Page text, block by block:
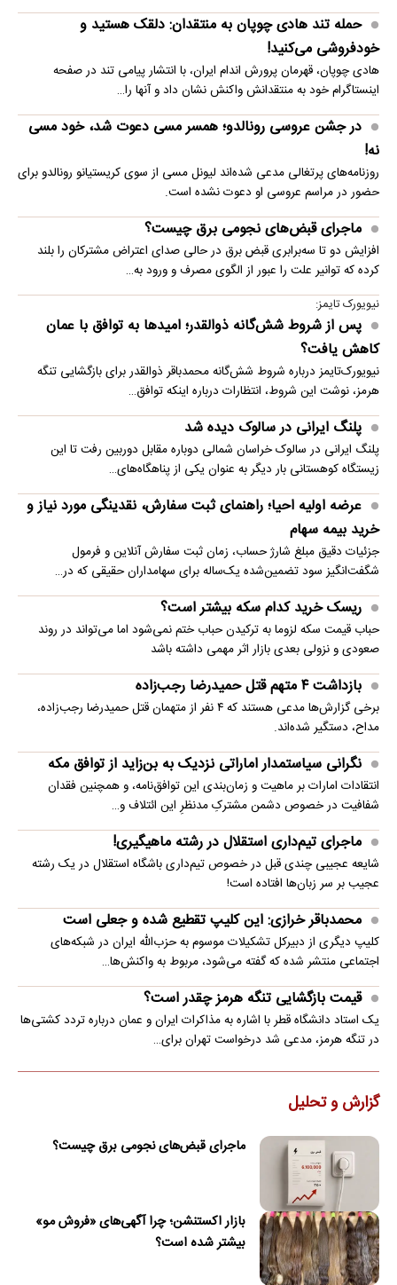
حمله تند هادی چوپان به منتقدان: دلقک هستید و
خودفروشی می‌کنید!
هادی چوپان، قهرمان پرورش اندام ایران، با انتشار پیامی تند در صفحه
اینستاگرام خود به منتقدانش واکنش نشان داد و آنها را…
در جشن عروسی رونالدو؛ همسر مسی دعوت شد، خود مسی
نه!
روزنامه‌های پرتغالی مدعی شده‌اند لیونل مسی از سوی کریستیانو رونالدو برای
حضور در مراسم عروسی او دعوت نشده است.
ماجرای قبض‌های نجومی برق چیست؟
افزایش دو تا سه‌برابری قبض برق در حالی صدای اعتراض مشترکان را بلند
کرده که توانیر علت را عبور از الگوی مصرف و ورود به…
نیویورک تایمز:
پس از شروط شش‌گانه ذوالقدر؛ امیدها به توافق با عمان
کاهش یافت؟
نیویورک‌تایمز درباره شروط شش‌گانه محمدباقر ذوالقدر برای بازگشایی تنگه
هرمز، نوشت این شروط، انتظارات درباره اینکه توافق…
پلنگ ایرانی در سالوک دیده شد
پلنگ ایرانی در سالوک خراسان شمالی دوباره مقابل دوربین رفت تا این
زیستگاه کوهستانی بار دیگر به عنوان یکی از پناهگاه‌های…
عرضه اولیه احیا؛ راهنمای ثبت سفارش، نقدینگی مورد نیاز و
خرید بیمه سهام
جزئیات دقیق مبلغ شارژ حساب، زمان ثبت سفارش آنلاین و فرمول
شگفت‌انگیز سود تضمین‌شده یک‌ساله برای سهامداران حقیقی که در…
ریسک خرید کدام سکه بیشتر است؟
حباب قیمت سکه لزوما به ترکیدن حباب ختم نمی‌شود اما می‌تواند در روند
صعودی و نزولی بعدی بازار اثر مهمی داشته باشد
بازداشت ۴ متهم قتل حمیدرضا رجب‌زاده
برخی گزارش‌ها مدعی هستند که ۴ نفر از متهمان قتل حمیدرضا رجب‌زاده،
مداح، دستگیر شده‌اند.
نگرانی سیاستمدار اماراتی نزدیک به بن‌زاید از توافق مکه
انتقادات امارات بر ماهیت و زمان‌بندی این توافق‌نامه، و همچنین فقدان
شفافیت در خصوص دشمن مشترکِ مدنظرِ این ائتلاف و…
ماجرای تیم‌داری استقلال در رشته ماهیگیری!
شایعه عجیبی چندی قبل در خصوص تیم‌داری باشگاه استقلال در یک رشته
عجیب بر سر زبان‌ها افتاده است!
محمدباقر خرازی: این کلیپ تقطیع شده و جعلی است
کلیپ دیگری از دبیرکل تشکیلات موسوم به حزب‌الله ایران در شبکه‌های
اجتماعی منتشر شده که گفته می‌شود، مربوط به واکنش‌ها…
قیمت بازگشایی تنگه هرمز چقدر است؟
یک استاد دانشگاه قطر با اشاره به مذاکرات ایران و عمان درباره تردد کشتی‌ها
در تنگه هرمز، مدعی شد درخواست تهران برای…
گزارش و تحلیل
ماجرای قبض‌های نجومی برق چیست؟
بازار اکستنشن؛ چرا آگهی‌های «فروش مو»
بیشتر شده است؟